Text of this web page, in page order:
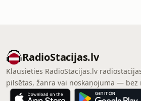
RadioStacijas.lv
Klausieties RadioStacijas.lv
pilsētas, žanra vai noskaņojuma — bez